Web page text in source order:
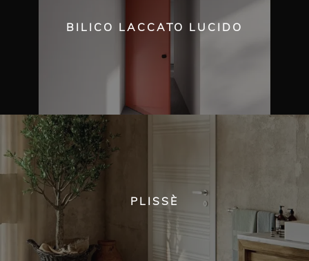
BILICO LACCATO LUCIDO
PLISSÈ